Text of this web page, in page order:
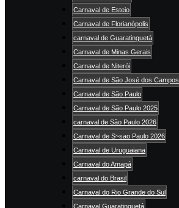
Carnaval de Esteio
Carnaval de Florianópolis
carnaval de Guaratinguetá
Carnaval de Minas Gerais
Carnaval de Niterói
Carnaval de São José dos Campos
Carnaval de São Paulo
Carnaval de São Paulo 2025
carnaval de São Paulo 2026
Carnaval de S~sao Paulo 2026
Carnaval de Uruguaiana
Carnaval do Amapá
carnaval do Brasil
Carnaval do Rio Grande do Sul
Carnaval Guaratinguetá